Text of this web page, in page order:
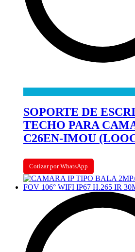
SOPORTE DE
TECHO PARA
C26EN-IMOU
Cotizar por WhatsApp